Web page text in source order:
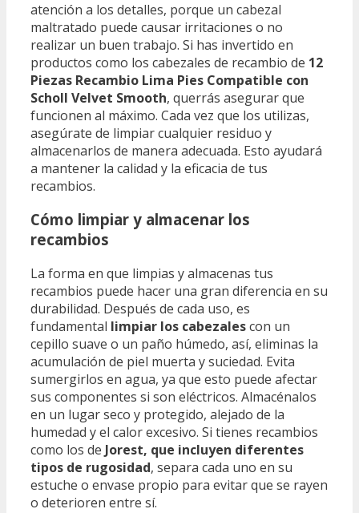
atención a los detalles, porque un cabezal
maltratado puede causar irritaciones o no
realizar un buen trabajo. Si has invertido en
productos como los cabezales de recambio de 12
Piezas Recambio Lima Pies Compatible con
Scholl Velvet Smooth, querrás asegurar que
funcionen al máximo. Cada vez que los utilizas,
asegúrate de limpiar cualquier residuo y
almacenarlos de manera adecuada. Esto ayudará
a mantener la calidad y la eficacia de tus
recambios.
Cómo limpiar y almacenar los
recambios
La forma en que limpias y almacenas tus
recambios puede hacer una gran diferencia en su
durabilidad. Después de cada uso, es
fundamental limpiar los cabezalescon un
cepillo suave o un paño húmedo, así, eliminas la
acumulación de piel muerta y suciedad. Evita
sumergirlos en agua, ya que esto puede afectar
sus componentes si son eléctricos. Almacénalos
en un lugar seco y protegido, alejado de la
humedad y el calor excesivo. Si tienes recambios
como los de Jorest, que incluyen diferentes
tipos de rugosidad, separa cada uno en su
estuche o envase propio para evitar que se rayen
o deterioren entre sí.